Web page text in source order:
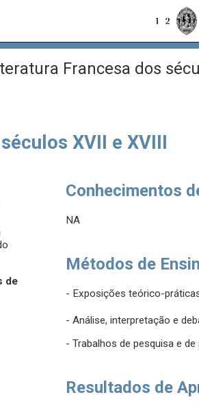
Francesa dos
XVII e XVIII
de
Conhecimentos
NA
Métodos de
- Exposições teórico-
- Análise, interpretação e
- Trabalhos de pesquisa e
Resultados de